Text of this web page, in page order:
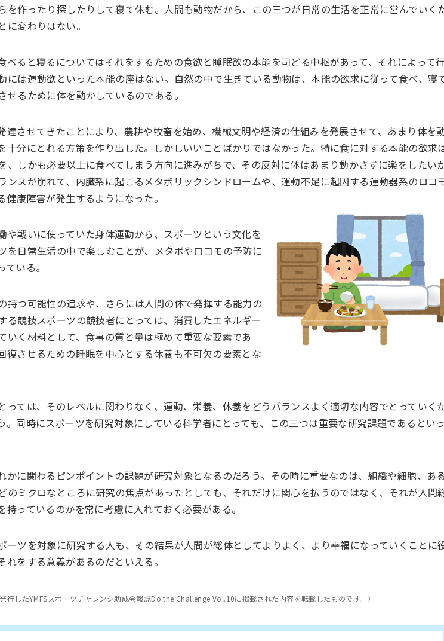
を作ったり探したりして寝て休む。人間も動物だから、この三つが日常の生活を正常に営んでいく
に変わりはない。
べると寝るについてはそれをするための食欲と睡眠欲の本能を司どる中枢があって、それによって
には運動欲といった本能の座はない。自然の中で生きている動物は、本能の欲求に従って食べ、寝
せるために体を動かしているのである。
達させてきたことにより、農耕や牧畜を始め、機械文明や経済の仕組みを発展させて、あまり体を
十分にとれる方策を作り出した。しかしいいことばかりではなかった。特に食に対する本能の欲求
、しかも必要以上に食べてしまう方向に進みがちで、その反対に体はあまり動かさずに楽をしたい
ンスが崩れて、内臓系に起こるメタボリックシンドロームや、運動不足に起因する運動器系のロコ
康障害が発生するようになった。
や戦いに使っていた身体運動から、スポーツという文化を
を日常生活の中で楽しむことが、メタボやロコモの予防に
いる。
持つ可能性の追求や、さらには人間の体で発揮する能力の
る競技スポーツの競技者にとっては、消費したエネルギー
いく材料として、食事の質と量は極めて重要な要素であ
復させるための睡眠を中心とする休養も不可欠の要素とな
っては、そのレベルに関わりなく、運動、栄養、休養をどうバランスよく適切な内容でとっていく
。同時にスポーツを研究対象にしている科学者にとっても、この三つは重要な研究課題であるとい
かに関わるピンポイントの課題が研究対象となるのだろう。その時に重要なのは、組織や細胞、あ
のミクロなところに研究の焦点があったとしても、それだけに関心を払うのではなく、それが人間
持っているのかを常に考慮に入れておく必要がある。
ーツを対象に研究する人も、その結果が人間が総体としてよりよく、より幸福になっていくことに
をする意義があるのだといえる。
行したYMFSスポーツチャレンジ助成会報誌Do the Challenge Vol.10に掲載された内容を転載したものです。）